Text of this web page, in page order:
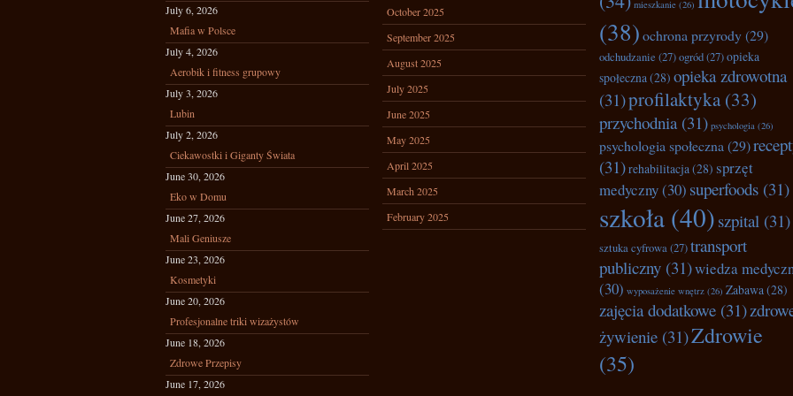
July 6, 2026
Mafia w Polsce
July 4, 2026
Aerobik i fitness grupowy
July 3, 2026
Lubin
July 2, 2026
Ciekawostki i Giganty Świata
June 30, 2026
Eko w Domu
June 27, 2026
Mali Geniusze
June 23, 2026
Kosmetyki
June 20, 2026
Profesjonalne triki wizażystów
June 18, 2026
Zdrowe Przepisy
June 17, 2026
October 2025
September 2025
August 2025
July 2025
June 2025
May 2025
April 2025
March 2025
February 2025
mieszkanie (26)
(38)ochrona przyrody(29)
odchudzanie (27)ogród(27)opieka
społeczna(28) opieka zdrowotna
(31)profilaktyka(33)
przychodnia(31) psychologia (26)
psychologia społeczna (29)
(31)rehabilitacja(28) sprzęt
medyczny(30) superfoods (31)
szkoła (40) szpital (31)
sztuka cyfrowa(27)transport
publiczny (31)wiedza
(30) wyposażenie wnętrz (26) Zabawa(28)
zajęcia dodatkowe (31)
żywienie (31)Zdrowie
(35)